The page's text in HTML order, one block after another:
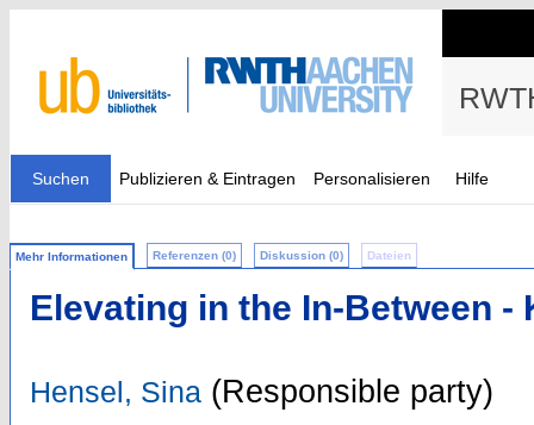
Suchen Publizieren & Eintragen Personalisieren Hilfe
Mehr Informationen Referenzen (0) Diskussion (0) Dateien
Elevating in the In-Between -
Hensel, Sina (Responsible party)